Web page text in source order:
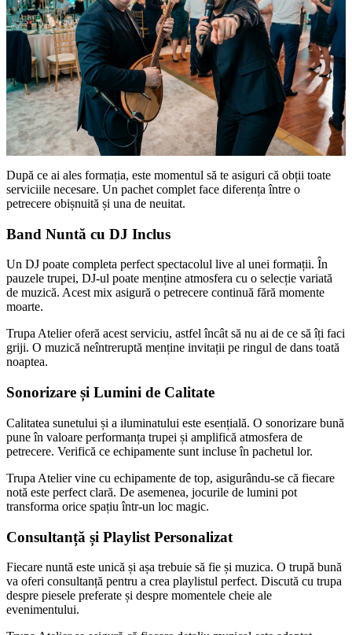
După ce ai ales formația, este momentul să te asiguri că obții toate
serviciile necesare. Un pachet complet face diferența între o
petrecere obișnuită și una de neuitat.
Band Nuntă cu DJ Inclus
Un DJ poate completa perfect spectacolul live al unei formații. În
pauzele trupei, DJ-ul poate menține atmosfera cu o selecție variată
de muzică. Acest mix asigură o petrecere continuă fără momente
moarte.
Trupa Atelier oferă acest serviciu, astfel încât să nu ai de ce să îți faci
griji. O muzică neîntreruptă menține invitații pe ringul de dans toată
noaptea.
Sonorizare și Lumini de Calitate
Calitatea sunetului și a iluminatului este esențială. O sonorizare bună
pune în valoare performanța trupei și amplifică atmosfera de
petrecere. Verifică ce echipamente sunt incluse în pachetul lor.
Trupa Atelier vine cu echipamente de top, asigurându-se că fiecare
notă este perfect clară. De asemenea, jocurile de lumini pot
transforma orice spațiu într-un loc magic.
Consultanță și Playlist Personalizat
Fiecare nuntă este unică și așa trebuie să fie și muzica. O trupă bună
va oferi consultanță pentru a crea playlistul perfect. Discută cu trupa
despre piesele preferate și despre momentele cheie ale
evenimentului.